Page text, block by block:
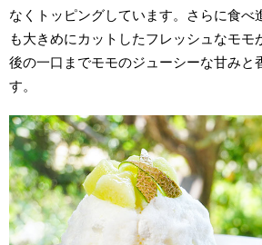
なくトッピングしています。さらに食べ
も大きめにカットしたフレッシュなモモ
後の一口までモモのジューシーな甘みと
す。